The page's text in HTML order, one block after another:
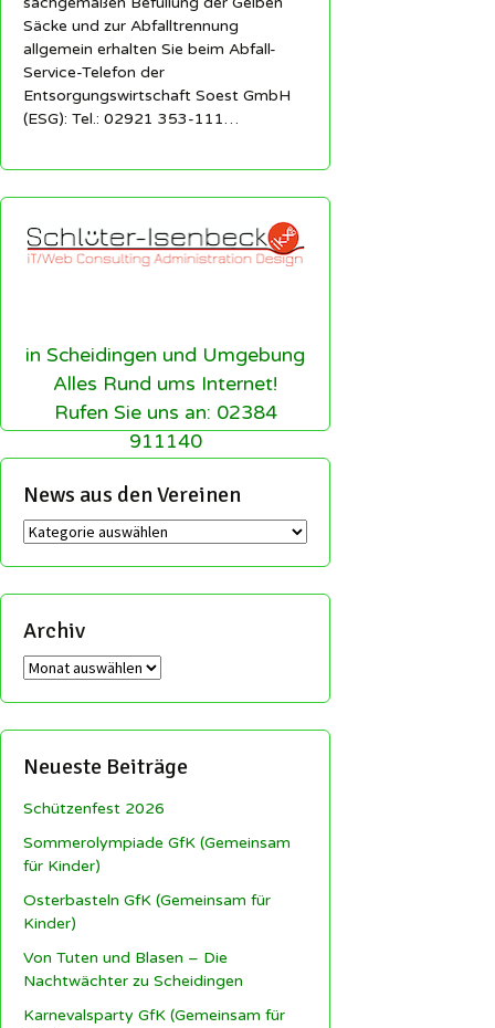
Säcke und zur Abfalltrennung
allgemein erhalten Sie beim Abfall-
Service-Telefon der
Entsorgungswirtschaft Soest GmbH
(ESG): Tel.: 02921 353-111…
in Scheidingen und Umgebung
Alles Rund ums Internet!
Rufen Sie uns an: 02384
911140
News aus den Vereinen
News
Vereinen
Archiv
Archiv
Neueste Beiträge
Schützenfest 2026
Sommerolympiade GfK (Gemeinsam
für Kinder)
Osterbasteln GfK (Gemeinsam für
Kinder)
Von Tuten und Blasen – Die
Nachtwächter zu Scheidingen
Karnevalsparty GfK (Gemeinsam für